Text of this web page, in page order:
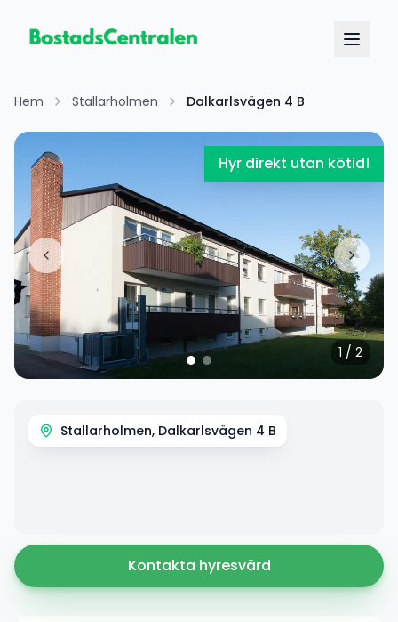
Hem Stallarholmen Dalkarlsvägen 4 B
Hyr direkt utan kötid!
1 / 2
Stallarholmen, Dalkarlsvägen 4 B
Kontakta hyresvärd